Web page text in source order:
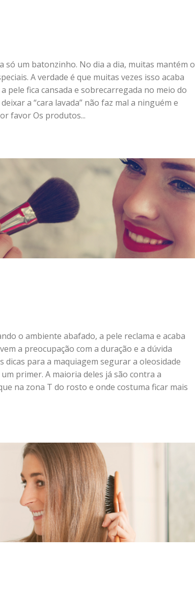
só um batonzinho. No dia a dia, muitas mantém o
A verdade é que muitas vezes isso acaba
fica cansada e sobrecarregada no meio do
a “cara lavada” não faz mal a ninguém e
favor Os produtos...
o ambiente abafado, a pele reclama e acaba
a preocupação com a duração e a dúvida
para a maquiagem segurar a oleosidade
primer. A maioria deles já são contra a
na zona T do rosto e onde costuma ficar mais